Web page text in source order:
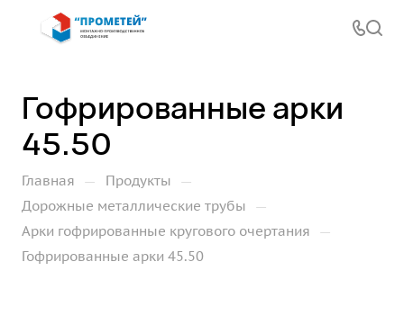
Гофрированные арки
45.50
Главная — Продукты —
Дорожные металлические трубы —
Арки гофрированные кругового очертания —
Гофрированные арки 45.50